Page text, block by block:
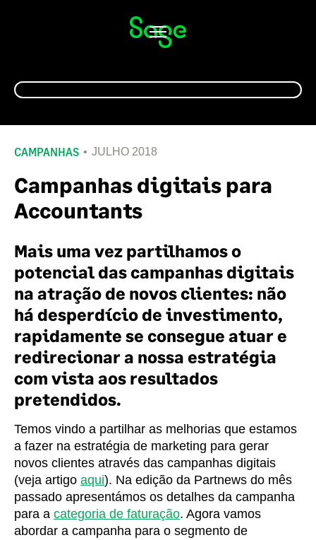
Alternar
navegação
CAMPANHAS JULHO 2018
Campanhas digitais para
Accountants
Mais uma vez partilhamos o
potencial das campanhas digitais
na atração de novos clientes: não
há desperdício de investimento,
rapidamente se consegue atuar e
redirecionar a nossa estratégia
com vista aos resultados
pretendidos.
Temos vindo a partilhar as melhorias que estamos
a fazer na estratégia de marketing para gerar
novos clientes através das campanhas digitais
(veja artigo aqui). Na edição da Partnews do mês
passado apresentámos os detalhes da campanha
para a categoria de faturação. Agora vamos
abordar a campanha para o segmento de